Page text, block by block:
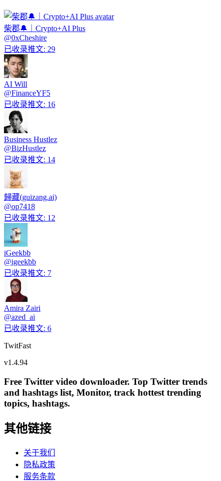
柴郡🔔｜Crypto+AI Plus
@0xCheshire
已收录推文: 29
AI Will
@FinanceYF5
已收录推文: 16
Business Hustlez
@BizHustlez
已收录推文: 14
歸藏(guizang.ai)
@op7418
已收录推文: 12
iGeekbb
@igeekbb
已收录推文: 7
Amira Zairi
@azed_ai
已收录推文: 6
TwitFast
v1.4.94
Free Twitter video downloader. Top Twitter trends
and hashtags list, Monitor, track hottest trending
topics, hashtags.
其他链接
关于我们
隐私政策
服务条款